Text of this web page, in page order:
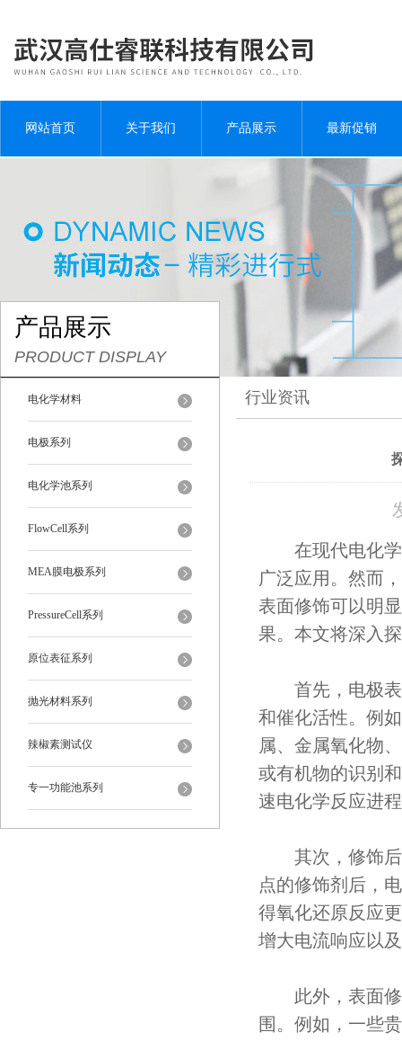
网站首页 关于我们 产品展示 最新促销
产品展示
PRODUCT DISPLAY
电化学材料
电极系列
电化学池系列
FlowCell系列
MEA膜电极系列
PressureCell系列
原位表征系列
抛光材料系列
辣椒素测试仪
专一功能池系列
行业资讯
在现代电化学
广泛应用。然而
表面修饰可以明
果。本文将深入
首先，电极表
和催化活性。例
属、金属氧化物
或有机物的识别
速电化学反应进
其次，修饰后
点的修饰剂后，
得氧化还原反应
增大电流响应以
此外，表面修
围。例如，一些